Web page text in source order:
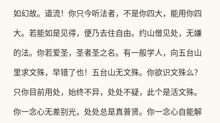
如幻故。道流！你只今听法者，不是你四大，能用你四
大。若能如是见得，便乃去住自由。约山僧见处，无嫌
的法。你若爱圣，圣者圣之名。有一般学人，向五台山
里求文殊， 早错了也！五台山无文殊。你欲识文殊么？
只你目前用处，始终不异，处处不疑，此个是活文殊。
你一念心无差别光，处处总是真普贤。你一念心自能解